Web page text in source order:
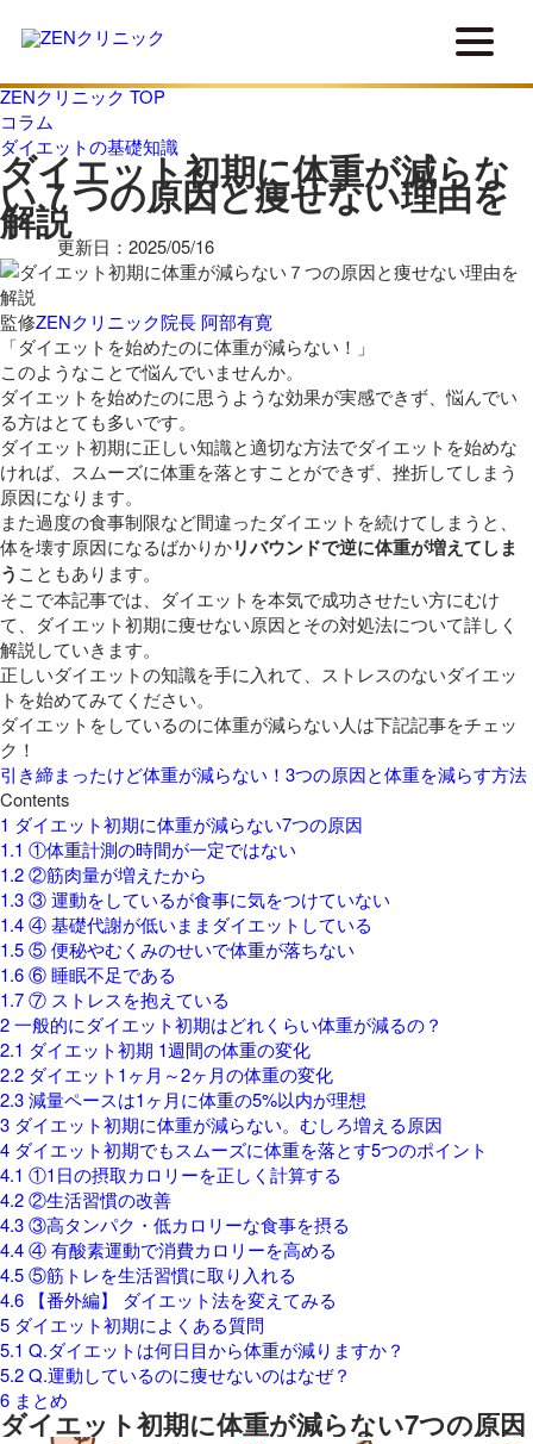
ZENクリニック TOP
コラム
ダイエットの基礎知識
ダイエット初期に体重が減らな
い７つの原因と痩せない理由を
解説
更新日：2025/05/16
監修ZENクリニック院長 阿部有寛
「ダイエットを始めたのに体重が減らない！」
このようなことで悩んでいませんか。
ダイエットを始めたのに思うような効果が実感できず、悩んでい
る方はとても多いです。
ダイエット初期に正しい知識と適切な方法でダイエットを始めな
ければ、スムーズに体重を落とすことができず、挫折してしまう
原因になります。
また過度の食事制限など間違ったダイエットを続けてしまうと、
体を壊す原因になるばかりかリバウンドで逆に体重が増えてしま
う こともあります。
そこで本記事では、ダイエットを本気で成功させたい方にむけ
て、ダイエット初期に痩せない原因とその対処法について詳しく
解説していきます。
正しいダイエットの知識を手に入れて、ストレスのないダイエッ
トを始めてみてください。
ダイエットをしているのに体重が減らない人は下記記事をチェッ
ク！
引き締まったけど体重が減らない！3つの原因と体重を減らす方法
Contents
1 ダイエット初期に体重が減らない7つの原因
1.1 ①体重計測の時間が一定ではない
1.2②筋肉量が増えたから
1.3③ 運動をしているが食事に気をつけていない
1.4④ 基礎代謝が低いままダイエットしている
1.5⑤ 便秘やむくみのせいで体重が落ちない
1.6⑥ 睡眠不足である
1.7⑦ ストレスを抱えている
2一般的にダイエット初期はどれくらい体重が減るの？
2.1 ダイエット初期 1週間の体重の変化
2.2 ダイエット1ヶ月～2ヶ月の体重の変化
2.3減量ペースは1ヶ月に体重の5%以内が理想
3 ダイエット初期に体重が減らない。むしろ増える原因
4 ダイエット初期でもスムーズに体重を落とす5つのポイント
4.1 ①1日の摂取カロリーを正しく計算する
4.2②生活習慣の改善
4.3③高タンパク・低カロリーな食事を摂る
4.4④ 有酸素運動で消費カロリーを高める
4.5⑤筋トレを生活習慣に取り入れる
4.6 【番外編】 ダイエット法を変えてみる
5 ダイエット初期によくある質問
5.1 Q.ダイエットは何日目から体重が減りますか？
5.2Q.運動しているのに痩せないのはなぜ？
6 まとめ
ダイエット初期に体重が減らない7つの原因